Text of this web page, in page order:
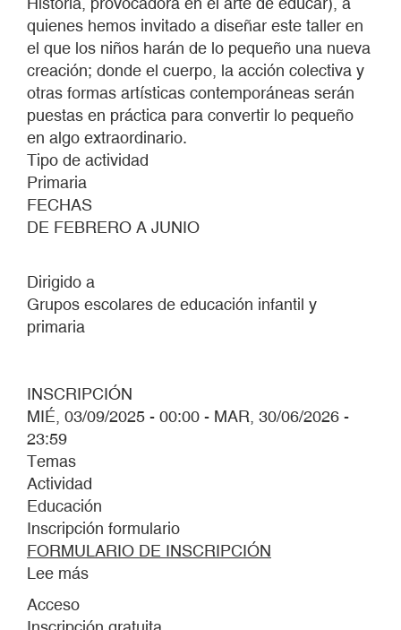
quienes hemos invitado a diseñar este taller en
el que los niños harán de lo pequeño una nueva
creación; donde el cuerpo, la acción colectiva y
otras formas artísticas contemporáneas serán
puestas en práctica para convertir lo pequeño
en algo extraordinario.
Tipo de actividad
Primaria
FECHAS
DE FEBRERO A JUNIO
Dirigido a
Grupos escolares de educación infantil y
primaria
INSCRIPCIÓN
MIÉ, 03/09/2025 - 00:00 - MAR, 30/06/2026 -
23:59
Temas
Actividad
Educación
Inscripción formulario
FORMULARIO DE INSCRIPCIÓN
Lee más
AQUELLOS
Acceso